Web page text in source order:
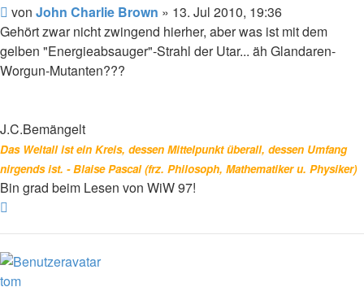
Beitrag
von John Charlie Brown » 13. Jul 2010, 19:36
Gehört zwar nicht zwingend hierher, aber was ist mit dem
gelben "Energieabsauger"-Strahl der Utar... äh Glandaren-
Worgun-Mutanten???
J.C.Bemängelt
Das Weltall ist ein Kreis, dessen Mittelpunkt überall, dessen Umfang
nirgends ist. - Blaise Pascal (frz. Philosoph, Mathematiker u. Physiker)
Bin grad beim Lesen von WiW 97!
tom